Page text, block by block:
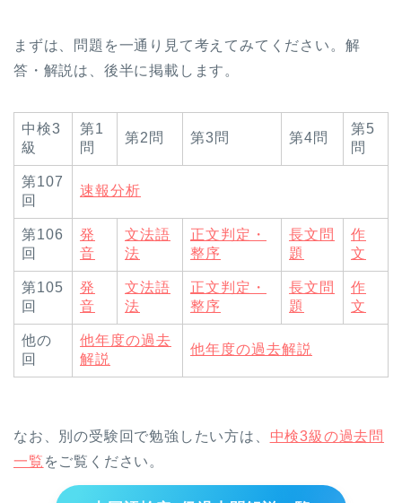
まずは、問題を一通り見て考えてみてください。解
答・解説は、後半に掲載します。
中検3
級
第1
問
第2問 第3問 第4問
第5
問
第107
回
速報分析
第106
回
発
音
文法語
法
正文判定・
整序
長文問
題
作
文
第105
回
発
音
文法語
法
正文判定・
整序
長文問
題
作
文
他の
回
他年度の過去
解説
他年度の過去解説
なお、別の受験回で勉強したい方は、 中検3級の過去問
一覧 をご覧ください。